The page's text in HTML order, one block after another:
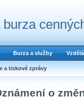
burza
Burza a služby
a tiskové zprávy
o